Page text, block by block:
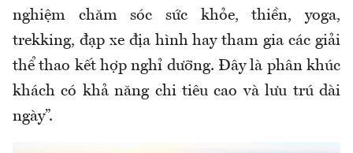
nghiệm chăm sóc sức khỏe, thiền, yoga,
trekking, đạp xe địa hình hay tham gia các giải
thể thao kết hợp nghỉ dưỡng. Đây là phân khúc
khách có khả năng chi tiêu cao và lưu trú dài
ngày”.